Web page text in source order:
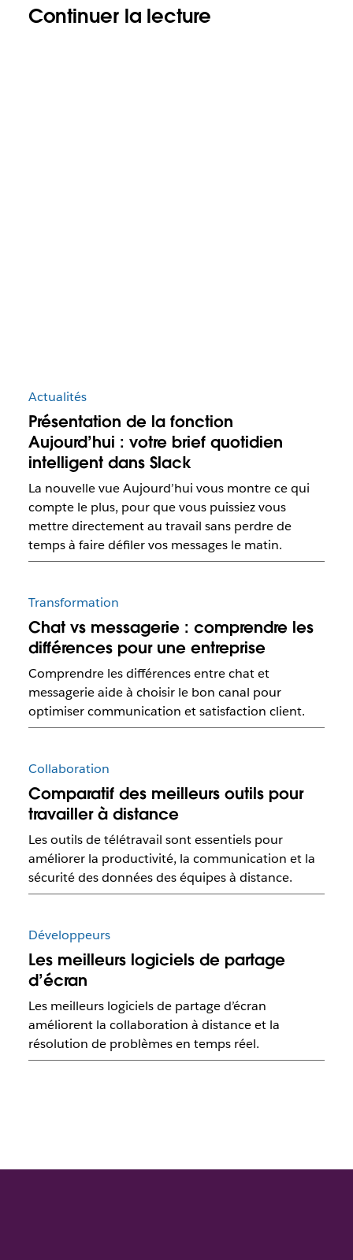
Continuer la lecture
Actualités
Présentation de la fonction
Aujourd’hui : votre brief quotidien
intelligent dans Slack
La nouvelle vue Aujourd’hui vous montre ce qui
compte le plus, pour que vous puissiez vous
mettre directement au travail sans perdre de
temps à faire défiler vos messages le matin.
Transformation
Chat vs messagerie : comprendre les
différences pour une entreprise
Comprendre les différences entre chat et
messagerie aide à choisir le bon canal pour
optimiser communication et satisfaction client.
Collaboration
Comparatif des meilleurs outils pour
travailler à distance
Les outils de télétravail sont essentiels pour
améliorer la productivité, la communication et la
sécurité des données des équipes à distance.
Développeurs
Les meilleurs logiciels de partage
d’écran
Les meilleurs logiciels de partage d’écran
améliorent la collaboration à distance et la
résolution de problèmes en temps réel.